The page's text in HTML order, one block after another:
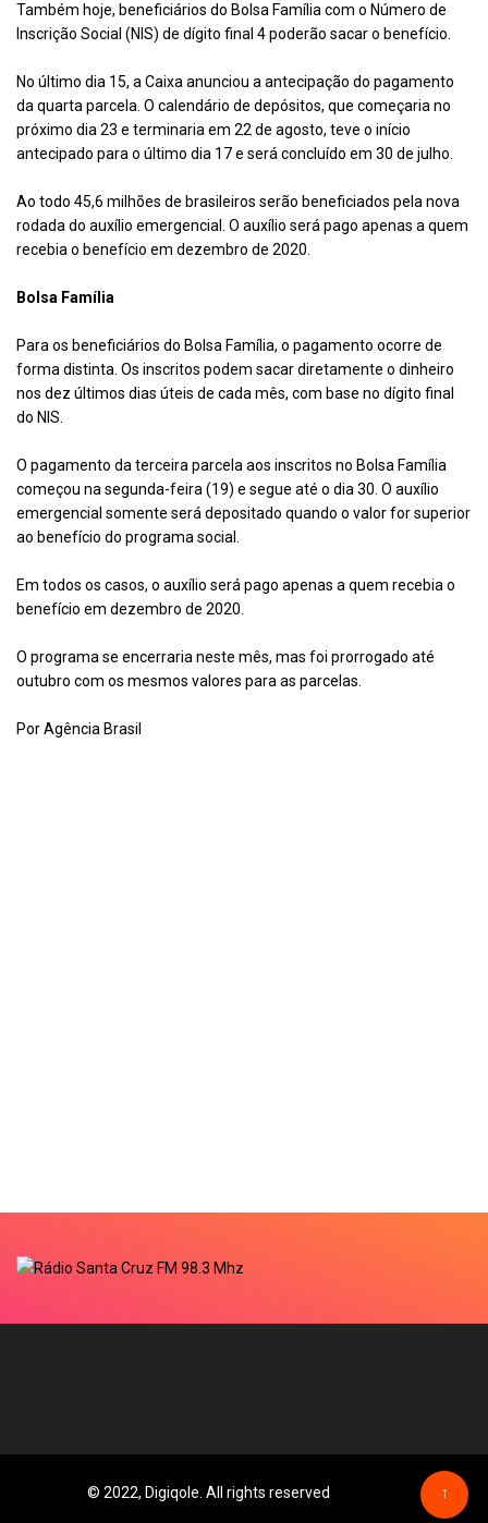
Também hoje, beneficiários do Bolsa Família com o Número de
Inscrição Social (NIS) de dígito final 4 poderão sacar o benefício.
No último dia 15, a Caixa anunciou a antecipação do pagamento
da quarta parcela. O calendário de depósitos, que começaria no
próximo dia 23 e terminaria em 22 de agosto, teve o início
antecipado para o último dia 17 e será concluído em 30 de julho.
Ao todo 45,6 milhões de brasileiros serão beneficiados pela nova
rodada do auxílio emergencial. O auxílio será pago apenas a quem
recebia o benefício em dezembro de 2020.
Bolsa Família
Para os beneficiários do Bolsa Família, o pagamento ocorre de
forma distinta. Os inscritos podem sacar diretamente o dinheiro
nos dez últimos dias úteis de cada mês, com base no dígito final
do NIS.
O pagamento da terceira parcela aos inscritos no Bolsa Família
começou na segunda-feira (19) e segue até o dia 30. O auxílio
emergencial somente será depositado quando o valor for superior
ao benefício do programa social.
Em todos os casos, o auxílio será pago apenas a quem recebia o
benefício em dezembro de 2020.
O programa se encerraria neste mês, mas foi prorrogado até
outubro com os mesmos valores para as parcelas.
Por Agência Brasil
© 2022, Digiqole. All rights reserved ↑